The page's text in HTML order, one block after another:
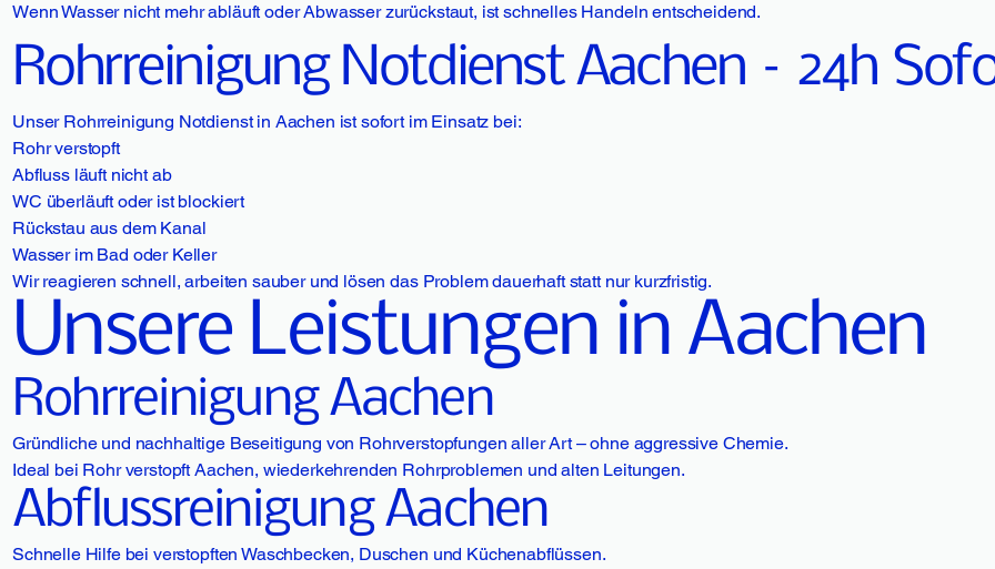
Wenn Wasser nicht mehr abläuft oder Abwasser zurückstaut, ist schnelles Handeln entscheidend.
Rohrreinigung Notdienst Aachen – 24h
Unser Rohrreinigung Notdienst in Aachen ist sofort im Einsatz bei:
Rohr verstopft
Abfluss läuft nicht ab
WC überläuft oder ist blockiert
Rückstau aus dem Kanal
Wasser im Bad oder Keller
Wir reagieren schnell, arbeiten sauber und lösen das Problem dauerhaft statt nur kurzfristig.
Unsere Leistungen in Aachen
Rohrreinigung Aachen
Gründliche und nachhaltige Beseitigung von Rohrverstopfungen aller Art – ohne aggressive Chemie.
Ideal bei Rohr verstopft Aachen, wiederkehrenden Rohrproblemen und alten Leitungen.
Abflussreinigung Aachen
Schnelle Hilfe bei verstopften Waschbecken, Duschen und Küchenabflüssen.